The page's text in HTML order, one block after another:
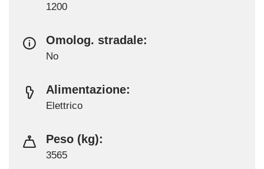
1200
Omolog. stradale:
No
Alimentazione:
Elettrico
Peso (kg):
3565